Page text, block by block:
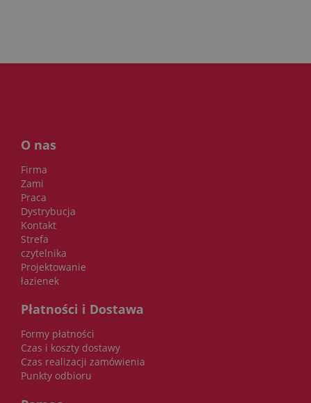
O nas
Firma
Zami
Praca
Dystrybucja
Kontakt
Strefa
czytelnika
Projektowanie
łazienek
Płatności i Dostawa
Formy płatności
Czas i koszty dostawy
Czas realizacji zamówienia
Punkty odbioru